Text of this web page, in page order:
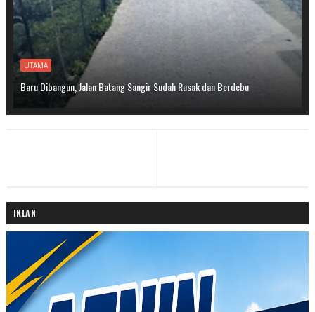
UTAMA
Baru Dibangun, Jalan Batang Sangir Sudah Rusak dan Berdebu
IKLAN